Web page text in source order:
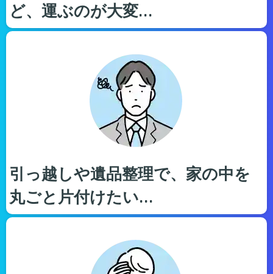
ど、運ぶのが大変…
引っ越しや遺品整理で、家の中を
丸ごと片付けたい…